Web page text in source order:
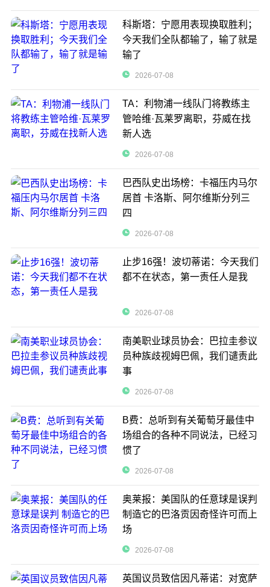
科斯塔：宁愿用表现换取胜利；
今天我们全队都输了，输了就是
输了
2026-07-08
TA：利物浦一线队门将教练主
管哈维·瓦莱罗离职，芬威在找
新人选
2026-07-08
巴西队史出场榜：卡福压内马尔
居首 卡洛斯、阿尔维斯分列三
四
2026-07-08
止步16强！波切蒂诺：今天我们
都不在状态，第一责任人是我
2026-07-08
南美职业球员协会：巴拉圭参议
员种族歧视姆巴佩，我们谴责此
事
2026-07-08
B费：总听到有关葡萄牙最佳中
场组合的各种不同说法，已经习
惯了
2026-07-08
奥莱报：美国队的任意球是误判
制造它的巴洛贡因奇怪许可而上
场
2026-07-08
英国议员致信因凡蒂诺：对宽萨